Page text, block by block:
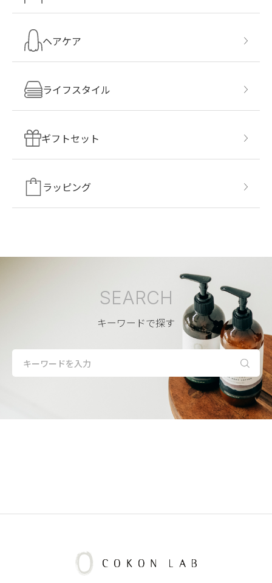
ヘアケア
ライフスタイル
ギフトセット
ラッピング
キーワードで探す
SEARCH